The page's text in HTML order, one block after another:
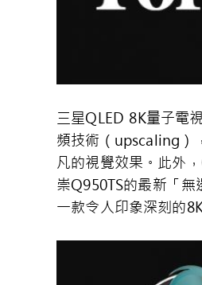
三星QLED 8K量子電視
頻技術（ upscaling
凡的視覺效果。此外，
崇Q950TS的最新「無
一款令人印象深刻的